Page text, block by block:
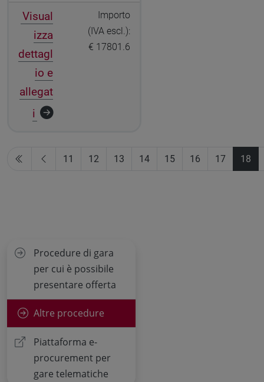
Visual
izza
dettagl
io e
allegat
i
Importo
(IVA escl.):
€ 17801.6
11 12 13 14 15 16 17 18
Procedure di gara
per cui è possibile
presentare offerta
Altre procedure
Piattaforma e-
procurement per
gare telematiche